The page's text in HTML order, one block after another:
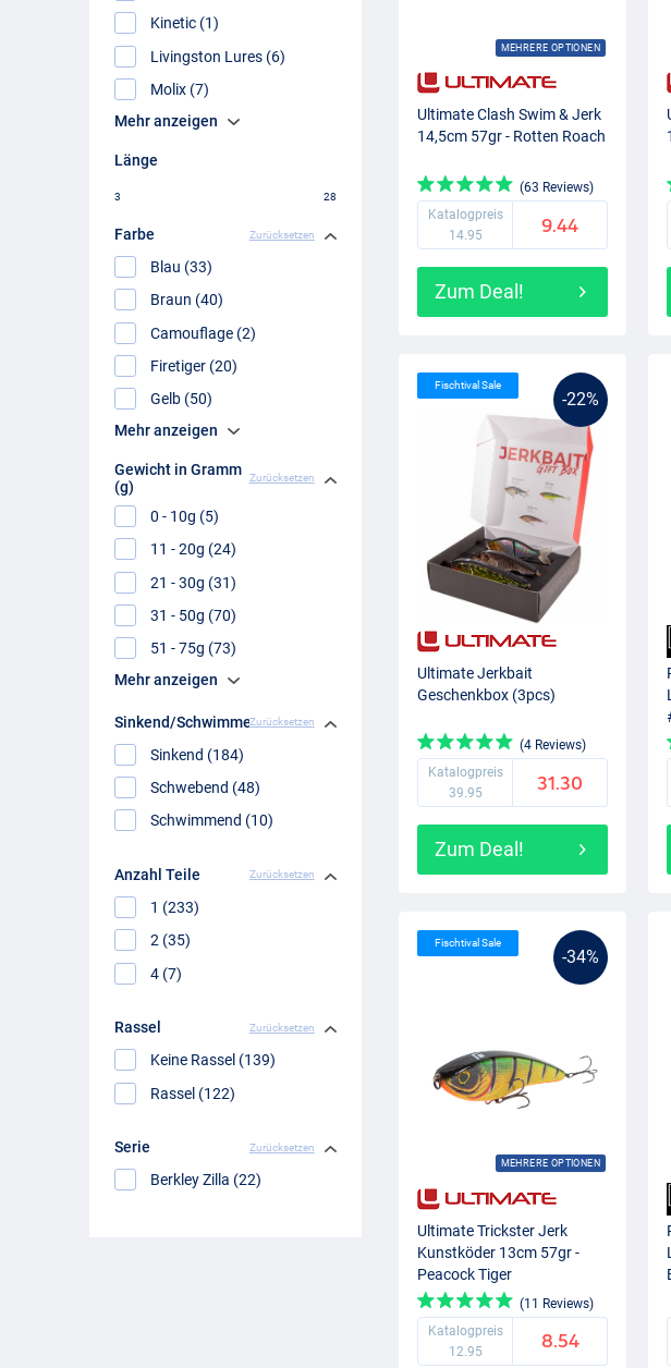
Kinetic (1)
Livingston Lures (6)
Molix (7)
Mehr anzeigen
Länge
3 28
Farbe Zurücksetzen
Blau (33)
Braun (40)
Camouflage (2)
Firetiger (20)
Gelb (50)
Mehr anzeigen
Gewicht in Gramm
(g)
Zurücksetzen
0 - 10g (5)
11 - 20g (24)
21 - 30g (31)
31 - 50g (70)
51 - 75g (73)
Mehr anzeigen
Sinkend/SchwimmendZurücksetzen
Sinkend (184)
Schwebend (48)
Schwimmend (10)
Anzahl Teile Zurücksetzen
1 (233)
2 (35)
4 (7)
Rassel Zurücksetzen
Keine Rassel (139)
Rassel (122)
Serie Zurücksetzen
Berkley Zilla (22)
MEHRERE OPTIONEN
Ultimate Clash Swim & Jerk
14,5cm 57gr - Rotten Roach
(63 Reviews)
Katalogpreis
14.95
9.44
Zum Deal!
-22%
Fischtival Sale
Ultimate Jerkbait
Geschenkbox (3pcs)
(4 Reviews)
Katalogpreis
39.95
31.30
Zum Deal!
-34%
MEHRERE OPTIONEN
Fischtival Sale
Ultimate Trickster Jerk
Kunstköder 13cm 57gr -
Peacock Tiger
(11 Reviews)
Katalogpreis
12.95
8.54